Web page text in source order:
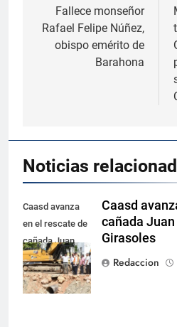
entradas
Fallece monseñor
Rafael Felipe Núñez,
obispo emérito de
Barahona
Noticias
Caasd avanza
en el rescate de
cañada Juan
Valdez y Los
Girasoles
Caasd
cañada
Girasoles
Redaccion